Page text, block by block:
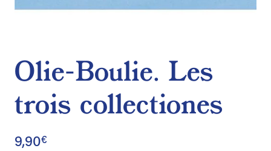
Olie-Boulie. Les
trois collectiones
9,90€